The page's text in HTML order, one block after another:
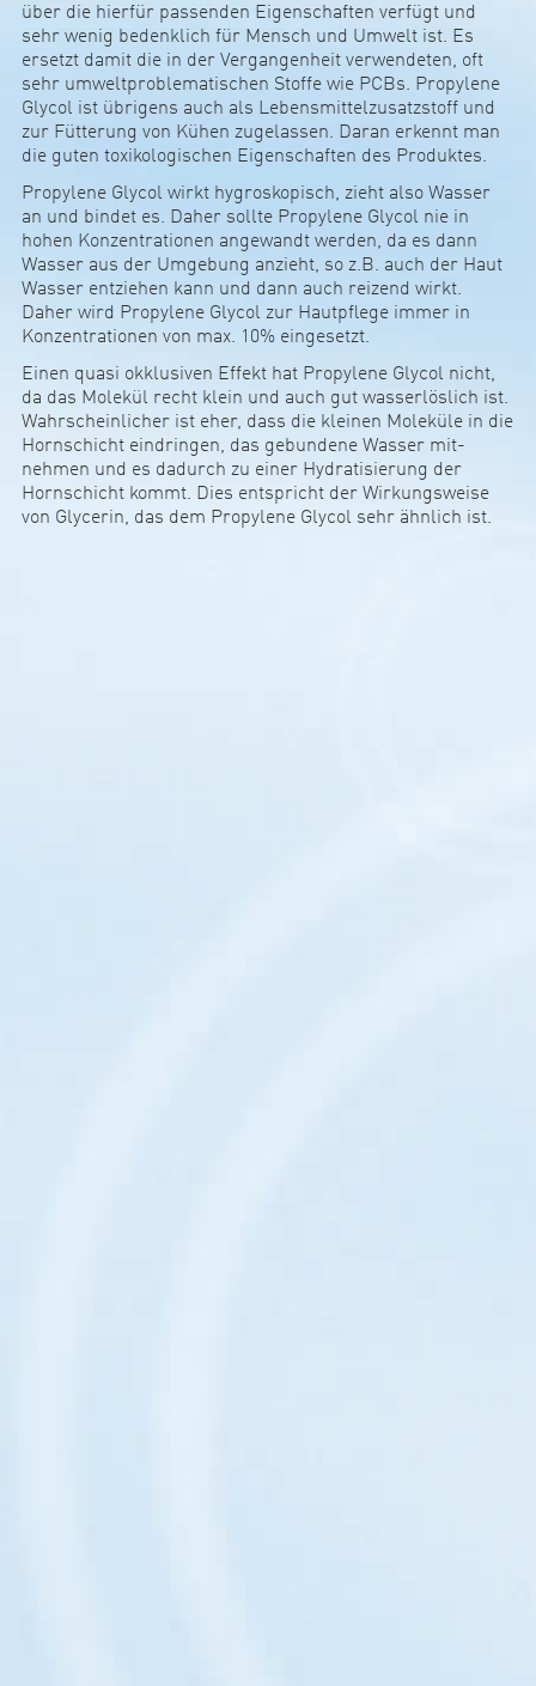
über die hierfür pas­­senden Eigen­­schaften ver­­­fügt und
sehr wenig beden­k­­lich für Mensch und Umwelt ist. Es
ersetzt damit die in der Ver­­­gan­­gen­heit ver­­wen­­de­ten, oft
sehr umwel­t­­­pro­b­­le­­ma­­ti­­schen Stoffe wie PCBs. Pro­­­py­­­lene
Glycol ist übri­­gens auch als Leben­s­­­mit­­­tel­zu­­­sat­z­­stoff und
zur Füt­­te­rung von Kühen zuge­lassen. Daran erkennt man
die guten toxi­­ko­­lo­­gi­­schen Eigen­­schaften des Pro­­­duktes.
Pro­­­­­­­py­­­­­­­lene Glycol wirkt hygros­­­­ko­­­­pisch, zieht also Wasser
an und bindet es. Daher sollte Pro­­­­­­­py­­­­­­­lene Glycol nie in
hohen Kon­zen­t­ra­­­­tionen ange­wandt werden, da es dann
Wasser aus der Umge­­­­bung anzieht, so z.B. auch der Haut
Wasser ent­­­­­­­ziehen kann und dann auch rei­zend wirkt.
Daher wird Pro­­­­­­­py­­­­­­­lene Glycol zur Hautpf­­­­lege immer in
Kon­zen­t­ra­­­­tionen von max. 10% ein­­­­ge­­­­setzt.
Einen quasi okk­lu­­­siven Effekt hat Pro­­­­­py­­­­­lene Glycol nicht,
da das Molekül recht klein und auch gut was­­­ser­lös­­­lich ist.
Wahr­­­schein­­­li­cher ist eher, dass die kleinen Mole­­­küle in die
Horn­­­schicht ein­dringen, das gebun­­­dene Wasser mit­­­­­
nehmen und es dadurch zu einer Hyd­ra­­­ti­­­sie­rung der
Horn­­­schicht kommt. Dies ent­spricht der Wir­kungs­­­weise
von Gly­­­cerin, das dem Pro­­­­­py­­­­­lene Glycol sehr ähn­­­lich ist.